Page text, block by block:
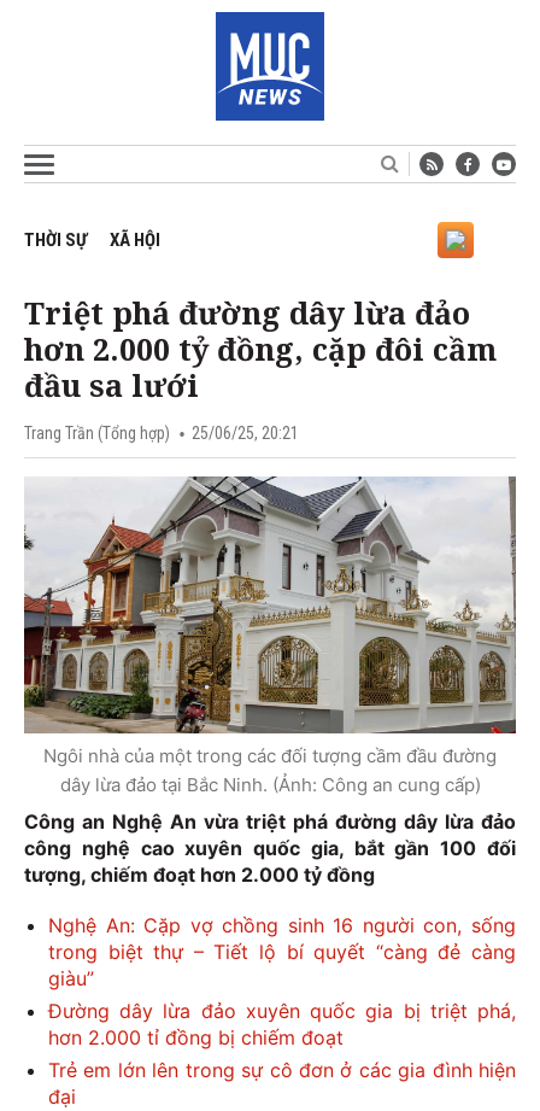
THỜI SỰ XÃ HỘI
Triệt phá đường dây lừa đảo
hơn 2.000 tỷ đồng, cặp đôi cầm
đầu sa lưới
Trang Trần (Tổng hợp) 25/06/25, 20:21
Ngôi nhà của một trong các đối tượng cầm đầu đường
dây lừa đảo tại Bắc Ninh. (Ảnh: Công an cung cấp)
Công an Nghệ An vừa triệt phá đường dây lừa đảo
công nghệ cao xuyên quốc gia, bắt gần 100 đối
tượng, chiếm đoạt hơn 2.000 tỷ đồng
Nghệ An: Cặp vợ chồng sinh 16 người con, sống
trong biệt thự – Tiết lộ bí quyết “càng đẻ càng
giàu”
Đường dây lừa đảo xuyên quốc gia bị triệt phá,
hơn 2.000 tỉ đồng bị chiếm đoạt
Trẻ em lớn lên trong sự cô đơn ở các gia đình hiện
đại